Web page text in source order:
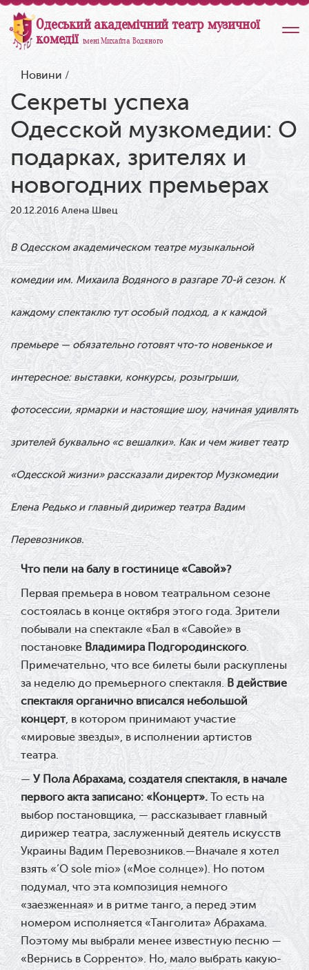
Одеський академічний театр музичної
комедії імені Михайла Водяного
Новини /
Секреты успеха
Одесской музкомедии: О
подарках, зрителях и
новогодних премьерах
20.12.2016 Алена Швец
ВОдесском академическом театре музыкальной
комедии им. Михаила Водяного в разгаре 70-й сезон. К
каждому спектаклю тут особый подход, а к каждой
премьере — обязательно готовят что-то новенькое и
интересное: выставки, конкурсы, розыгрыши,
фотосессии, ярмарки и настоящие шоу, начиная удивлять
зрителей буквально «с вешалки». Как и чем живет театр
«Одесской жизни» рассказали директор Музкомедии
Елена Редько и главный дирижер театра Вадим
Перевозников.
Что пели на балу в гостинице «Савой»?
Первая премьера в новом театральном сезоне
состоялась в конце октября этого года. Зрители
побывали на спектакле «Бал в «Савойе» в
постановкеВладимира Подгородинского.
Примечательно, что все билеты были раскуплены
за неделю до премьерного спектакля. В действие
спектакля органично вписался небольшой
концерт, в котором принимают участие
«мировые звезды», в исполнении артистов
театра.
—УПола Абрахама, создателя спектакля, в начале
первого акта записано: «Концерт».То есть на
выбор постановщика, — рассказывает главный
дирижер театра, заслуженный деятель искусств
Украины Вадим Перевозников.—Вначале я хотел
взять «’O sole mio» («Мое солнце»). Но потом
подумал, что эта композиция немного
«заезженная» и в ритме танго, а перед этим
номером исполняется «Танголита» Абрахама.
Поэтому мы выбрали менее известную песню —
«Вернись в Сорренто». Но, мало выбрать какую-